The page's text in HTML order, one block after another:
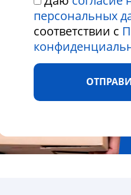
персональных
соответствии с